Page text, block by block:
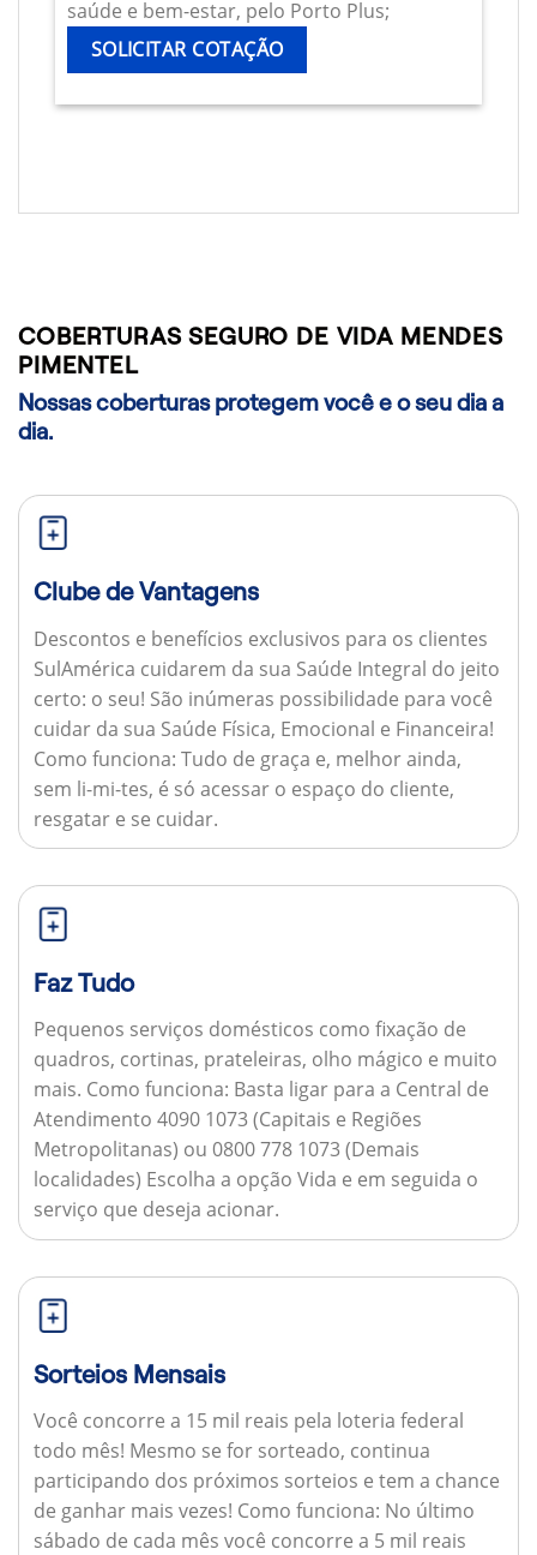
saúde e bem-estar, pelo Porto Plus;
SOLICITAR COTAÇÃO
COBERTURAS SEGURO DE VIDA MENDES
PIMENTEL
Nossas coberturas protegem você e o seu dia a
dia.
Clube de Vantagens
Descontos e benefícios exclusivos para os clientes
SulAmérica cuidarem da sua Saúde Integral do jeito
certo: o seu! São inúmeras possibilidade para você
cuidar da sua Saúde Física, Emocional e Financeira!
Como funciona: Tudo de graça e, melhor ainda,
sem li-mi-tes, é só acessar o espaço do cliente,
resgatar e se cuidar.
Faz Tudo
Pequenos serviços domésticos como fixação de
quadros, cortinas, prateleiras, olho mágico e muito
mais. Como funciona: Basta ligar para a Central de
Atendimento 4090 1073 (Capitais e Regiões
Metropolitanas) ou 0800 778 1073 (Demais
localidades) Escolha a opção Vida e em seguida o
serviço que deseja acionar.
Sorteios Mensais
Você concorre a 15 mil reais pela loteria federal
todo mês! Mesmo se for sorteado, continua
participando dos próximos sorteios e tem a chance
de ganhar mais vezes! Como funciona: No último
sábado de cada mês você concorre a 5 mil reais